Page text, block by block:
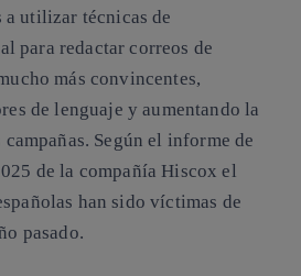
a utilizar técnicas de
para redactar correos de
más convincentes,
de lenguaje y aumentando la
Según el informe de
de la compañía Hiscox el
han sido víctimas de
pasado.